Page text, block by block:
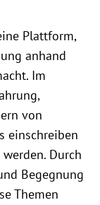
Plattform,
anhand
Im
von
einschreiben
Durch
Begegnung
Themen